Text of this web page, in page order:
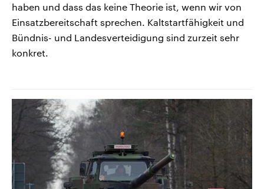
haben und dass das keine Theorie ist, wenn wir von
Einsatzbereitschaft sprechen. Kaltstartfähigkeit und
Bündnis- und Landesverteidigung sind zurzeit sehr
konkret.